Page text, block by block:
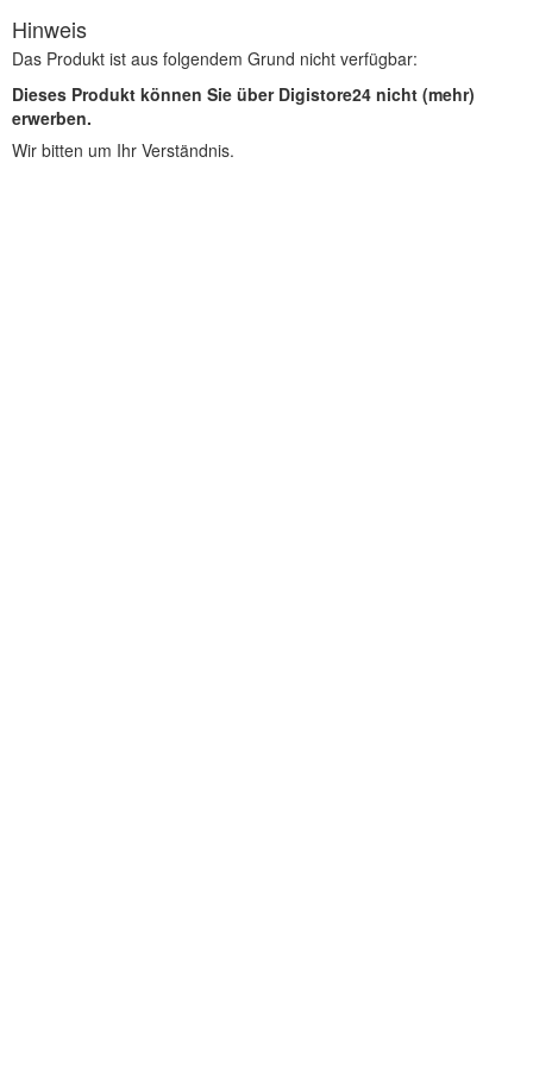
Hinweis
Das Produkt ist aus folgendem Grund nicht verfügbar:
Dieses Produkt können Sie über Digistore24 nicht (mehr)
erwerben.
Wir bitten um Ihr Verständnis.